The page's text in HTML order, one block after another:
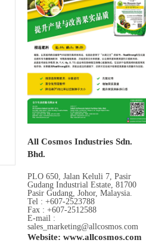
All Cosmos Industries Sdn.
Bhd.
PLO 650, Jalan Keluli 7, Pasir
Gudang Industrial Estate, 81700
Pasir Gudang, Johor, Malaysia.
Tel : +607-2523788
Fax : +607-2512588
E-mail :
sales_marketing@allcosmos.com
Website: www.allcosmos.com